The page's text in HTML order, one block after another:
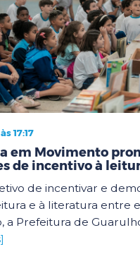
17:17
em Movimento
de incentivo à
de incentivar e
e à literatura entre
a Prefeitura de